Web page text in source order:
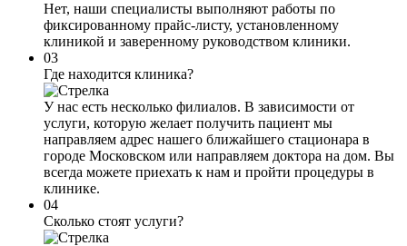
Нет, наши специалисты выполняют работы по
фиксированному прайс-листу, установленному
клиникой и заверенному руководством клиники.
03
Где находится клиника?
У нас есть несколько филиалов. В зависимости от
услуги, которую желает получить пациент мы
направляем адрес нашего ближайшего стационара в
городе Московском или направляем доктора на дом. Вы
всегда можете приехать к нам и пройти процедуры в
клинике.
04
Сколько стоят услуги?